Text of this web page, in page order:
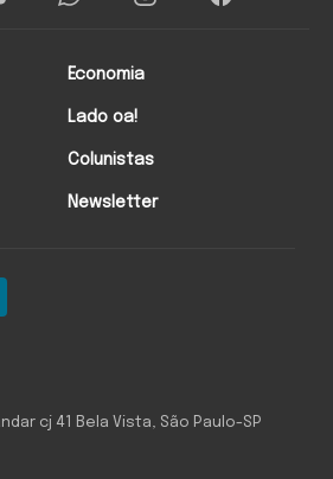
cj 41 Bela Vista, São Paulo-SP
Economia
Lado oa!
Colunistas
Newsletter